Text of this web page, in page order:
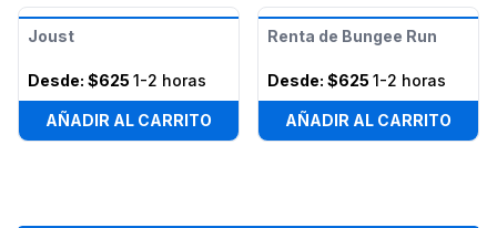
Joust
Desde: $625 1-2 horas
AÑADIR AL CARRITO
Renta de Bungee Run
Desde: $625 1-2 horas
AÑADIR AL CARRITO